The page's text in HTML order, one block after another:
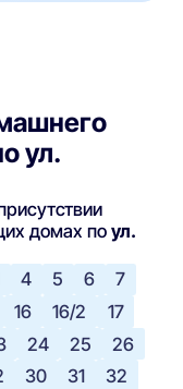
ул.
домах поул.
4 5 6
7
16 16/2
17
24 25
26
30 31
32